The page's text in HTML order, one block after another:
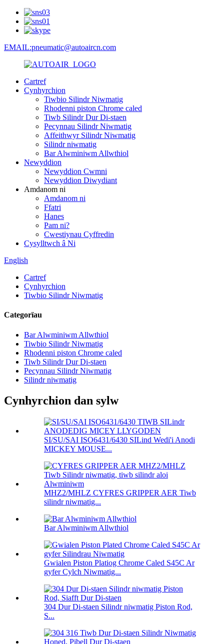
EMAIL:pneumatic@autoaircn.com
Cartref
Cynhyrchion
Tiwbio Silindr Niwmatig
Rhodenni piston Chrome caled
Tiwb Silindr Dur Di-staen
Pecynnau Silindr Niwmatig
Affeithwyr Silindr Niwmatig
Silindr niwmatig
Bar Alwminiwm Allwthiol
Newyddion
Newyddion Cwmni
Newyddion Diwydiant
Amdanom ni
Amdanom ni
Ffatri
Hanes
Pam ni?
Cwestiynau Cyffredin
Cysylltwch â Ni
English
Cartref
Cynhyrchion
Tiwbio Silindr Niwmatig
Categorïau
Bar Alwminiwm Allwthiol
Tiwbio Silindr Niwmatig
Rhodenni piston Chrome caled
Tiwb Silindr Dur Di-staen
Pecynnau Silindr Niwmatig
Silindr niwmatig
Cynhyrchion dan sylw
SI/SU/SAI ISO6431/6430 SILind Wedi'i Anodi
MICKEY MOUSE...
MHZ2/MHLZ CYFRES GRIPPER AER Tiwb
silindr niwmatig...
Bar Alwminiwm Allwthiol
Gwialen Piston Platiog Chrome Caled S45C Ar
gyfer Cylch Niwmatig...
304 Dur Di-staen Silindr niwmatig Piston Rod,
S...